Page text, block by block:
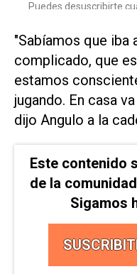
"Sabíamos ⁠que iba
complicado, ‌que
estamos
jugando. En casa
dijo Angulo a la
Este contenido
de la
Sigamos